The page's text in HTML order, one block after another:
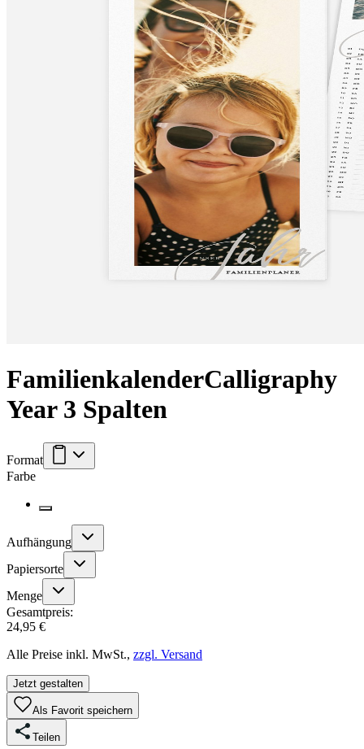
FamilienkalenderCalligraphy
Year 3 Spalten
Format
Farbe
Aufhängung
Papiersorte
Menge
Gesamtpreis:
24,95 €
Alle Preise inkl. MwSt., zzgl. Versand
Jetzt gestalten
Als Favorit speichern
Teilen